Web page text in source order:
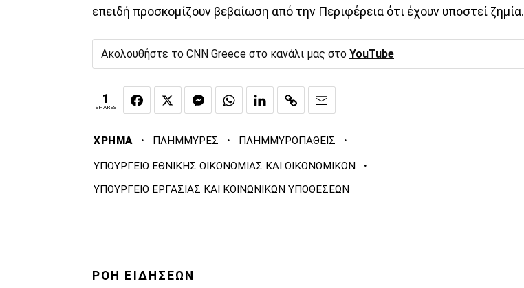
επειδή προσκομίζουν βεβαίωση από την Περιφέρεια ότι έχουν υποστεί ζημία.
Ακολουθήστε το CNN Greece στο κανάλι μας στο YouTube
1
SHARES
ΧΡΗΜΑ · ΠΛΗΜΜΥΡΕΣ · ΠΛΗΜΜΥΡΟΠΑΘΕΙΣ ·
ΥΠΟΥΡΓΕΙΟ ΕΘΝΙΚΗΣ ΟΙΚΟΝΟΜΙΑΣ ΚΑΙ ΟΙΚΟΝΟΜΙΚΩΝ ·
ΥΠΟΥΡΓΕΙΟ ΕΡΓΑΣΙΑΣ ΚΑΙ ΚΟΙΝΩΝΙΚΩΝ ΥΠΟΘΕΣΕΩΝ
ΡΟΗ ΕΙΔΗΣΕΩΝ